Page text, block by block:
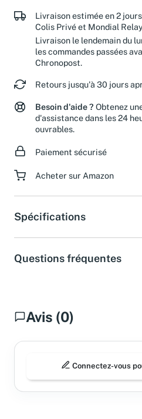
Livraison estimée en 2
Colis Privé et Mondial
Livraison le lendemain du
les commandes passées
Chronopost.
Retours jusqu'à 30 jours
Besoin d'aide ? Obtenez
d'assistance dans les 24
ouvrables.
Paiement sécurisé
Acheter sur Amazon
Spécifications
Questions fréquentes
Avis (0)
Connectez-vous